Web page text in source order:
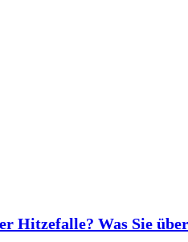
Hitzefalle? Was Sie